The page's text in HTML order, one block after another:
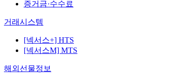
증거금·수수료
거래시스템
[넥서스+] HTS
[넥서스M] MTS
해외선물정보